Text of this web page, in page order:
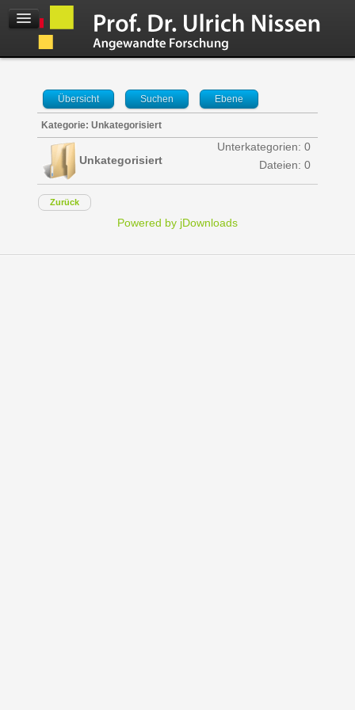
Übersicht Suchen Ebene
Kategorie: Unkategorisiert
Unkategorisiert
Unterkategorien: 0
Dateien: 0
Zurück
Powered by jDownloads